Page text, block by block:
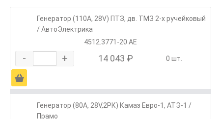
Генератор (110А, 28V) ПТЗ, дв. ТМЗ 2-х ручейковый
/ АвтоЭлектрика
4512.3771-20 АЕ
- + 14 043 ₽ 0 шт.
Ä
Генератор (80А, 28V,2РК) Камаз Евро-1, АТЭ-1 /
Прамо